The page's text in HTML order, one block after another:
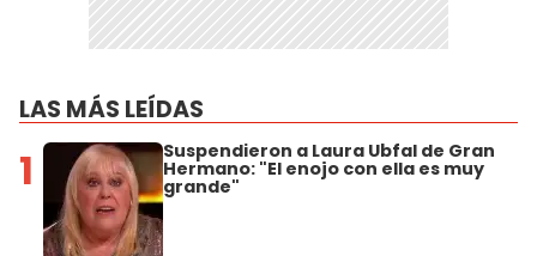
LAS MÁS LEÍDAS
1 Suspendieron a Laura Ubfal de Gran
Hermano: "El enojo con ella es muy
grande"